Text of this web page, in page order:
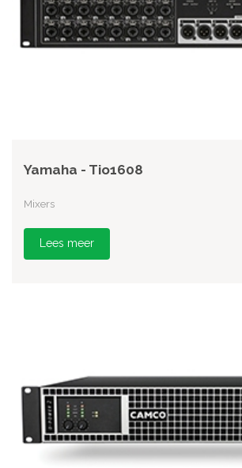
Yamaha - Tio1608
Mixers
Lees meer